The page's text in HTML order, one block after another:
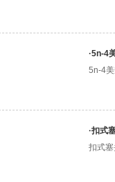
·5n-4
5n-4
·扣式
扣式